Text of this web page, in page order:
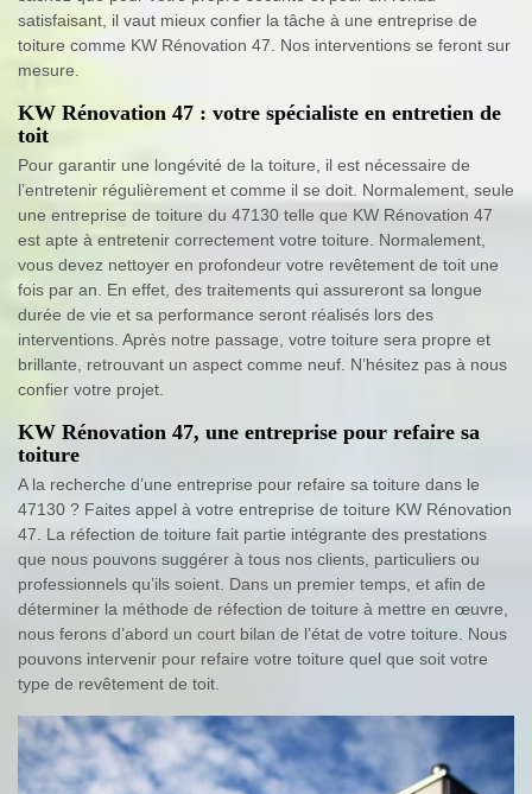
satisfaisant, il vaut mieux confier la tâche à une entreprise de
toiture comme KW Rénovation 47. Nos interventions se feront sur
mesure.
KW Rénovation 47 : votre spécialiste en entretien de
toit
Pour garantir une longévité de la toiture, il est nécessaire de
l’entretenir régulièrement et comme il se doit. Normalement, seule
une entreprise de toiture du 47130 telle que KW Rénovation 47
est apte à entretenir correctement votre toiture. Normalement,
vous devez nettoyer en profondeur votre revêtement de toit une
fois par an. En effet, des traitements qui assureront sa longue
durée de vie et sa performance seront réalisés lors des
interventions. Après notre passage, votre toiture sera propre et
brillante, retrouvant un aspect comme neuf. N’hésitez pas à nous
confier votre projet.
KW Rénovation 47, une entreprise pour refaire sa
toiture
A la recherche d’une entreprise pour refaire sa toiture dans le
47130 ? Faites appel à votre entreprise de toiture KW Rénovation
47. La réfection de toiture fait partie intégrante des prestations
que nous pouvons suggérer à tous nos clients, particuliers ou
professionnels qu’ils soient. Dans un premier temps, et afin de
déterminer la méthode de réfection de toiture à mettre en œuvre,
nous ferons d’abord un court bilan de l’état de votre toiture. Nous
pouvons intervenir pour refaire votre toiture quel que soit votre
type de revêtement de toit.